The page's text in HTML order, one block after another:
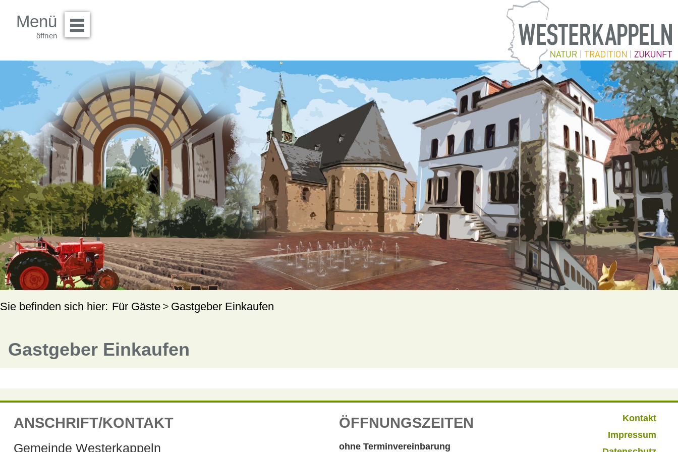
Menü
Für Gäste Gastgeber Einkaufen
Gastgeber Einkaufen
ANSCHRIFT/KONTAKT
Gemeinde Westerkappeln
ÖFFNUNGSZEITEN
ohne Terminvereinbarung
Kontakt
Impressum